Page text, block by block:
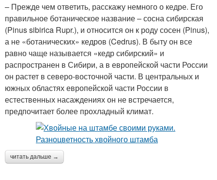
– Прежде чем ответить, расскажу немного о кедре. Его
правильное ботаническое название – сосна сибирская
(Pinus sibirica Rupr.), и относится он к роду сосен (Pinus),
а не «ботанических» кедров (Cedrus). В быту он все
равно чаще называется «кедр сибирский» и
распространен в Сибири, а в европейской части России
он растет в северо-восточной части. В центральных и
южных областях европейской части России в
естественных насаждениях он не встречается,
предпочитает более прохладный климат.
читать дальше →